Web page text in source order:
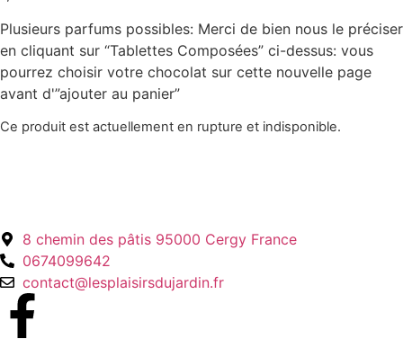
Plusieurs parfums possibles: Merci de bien nous le préciser
en cliquant sur “Tablettes Composées” ci-dessus: vous
pourrez choisir votre chocolat sur cette nouvelle page
avant d'”ajouter au panier”
Ce produit est actuellement en rupture et indisponible.
8 chemin des pâtis 95000 Cergy France
0674099642
contact@lesplaisirsdujardin.fr